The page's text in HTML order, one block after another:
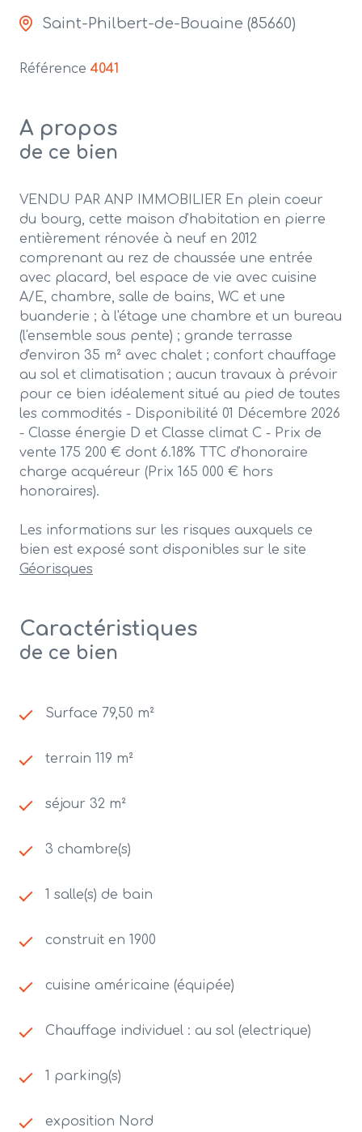
Saint-Philbert-de-Bouaine (85660)
Référence 4041
A propos
de ce bien
VENDU PAR ANP IMMOBILIER En plein coeur
du bourg, cette maison d'habitation en pierre
entièrement rénovée à neuf en 2012
comprenant au rez de chaussée une entrée
avec placard, bel espace de vie avec cuisine
A/E, chambre, salle de bains, WC et une
buanderie ; à l'étage une chambre et un bureau
(l'ensemble sous pente) ; grande terrasse
d'environ 35 m² avec chalet ; confort chauffage
au sol et climatisation ; aucun travaux à prévoir
pour ce bien idéalement situé au pied de toutes
les commodités - Disponibilité 01 Décembre 2026
- Classe énergie D et Classe climat C - Prix de
vente 175 200 € dont 6.18% TTC d'honoraire
charge acquéreur (Prix 165 000 € hors
honoraires).
Les informations sur les risques auxquels ce
bien est exposé sont disponibles sur le site
Géorisques
Caractéristiques
de ce bien
Surface 79,50 m²
terrain 119 m²
séjour 32 m²
3 chambre(s)
1 salle(s) de bain
construit en 1900
cuisine américaine (équipée)
Chauffage individuel : au sol (electrique)
1 parking(s)
exposition Nord